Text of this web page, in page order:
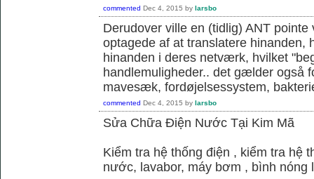
commented Dec 4, 2015 by larsbo
Derudover ville en (tidlig) ANT
optagede af at translatere hinanden,
hinanden i deres netværk, hvilket
handlemuligheder.. det gælder også
mavesæk, fordøjelsessystem,
commented Dec 4, 2015 by larsbo
Sửa Chữa Điện Nước Tại Kim Mã
Kiểm tra hệ thống điện , kiểm tra hệ
nước, lavabor, máy bơm , bình nóng